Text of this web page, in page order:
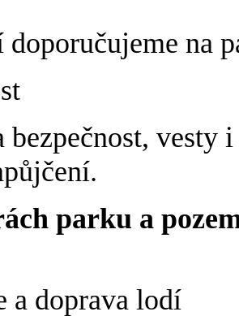
doporučujeme na
bezpečnost,
parku a
a doprava lodí